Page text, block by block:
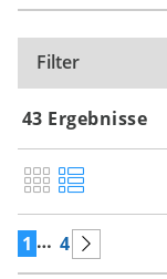
Filter
43 Ergebnisse
1 … 4